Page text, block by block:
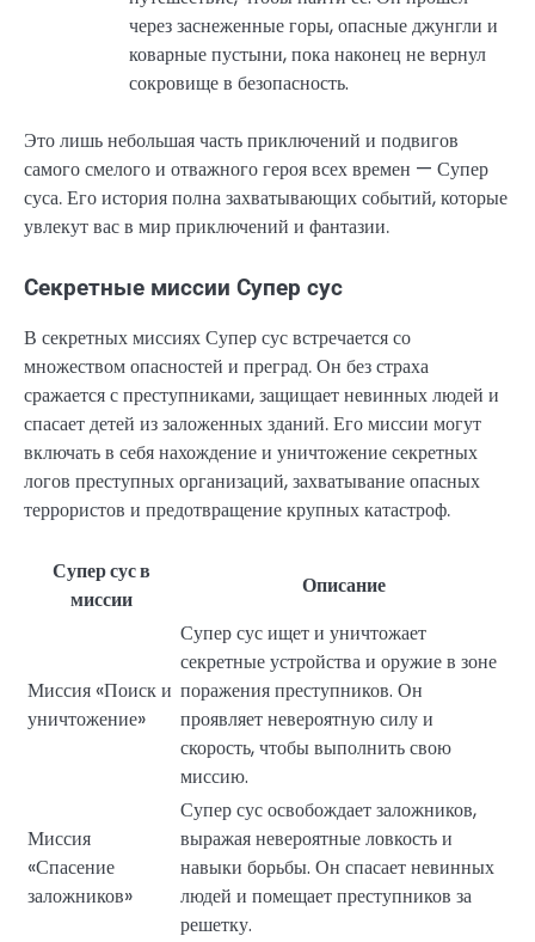
через заснеженные горы, опасные джунгли и
коварные пустыни, пока наконец не вернул
сокровище в безопасность.
Это лишь небольшая часть приключений и подвигов
самого смелого и отважного героя всех времен — Супер
суса. Его история полна захватывающих событий, которые
увлекут вас в мир приключений и фантазии.
Секретные миссии Супер сус
В секретных миссиях Супер сус встречается со
множеством опасностей и преград. Он без страха
сражается с преступниками, защищает невинных людей и
спасает детей из заложенных зданий. Его миссии могут
включать в себя нахождение и уничтожение секретных
логов преступных организаций, захватывание опасных
террористов и предотвращение крупных катастроф.
Супер сус в
миссии
Описание
Миссия «Поиск и
уничтожение»
Супер сус ищет и уничтожает
секретные устройства и оружие в зоне
поражения преступников. Он
проявляет невероятную силу и
скорость, чтобы выполнить свою
миссию.
Миссия
«Спасение
заложников»
Супер сус освобождает заложников,
выражая невероятные ловкость и
навыки борьбы. Он спасает невинных
людей и помещает преступников за
решетку.